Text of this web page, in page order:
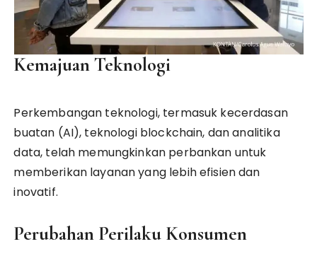
Kemajuan Teknologi
Perkembangan teknologi, termasuk kecerdasan
buatan (AI), teknologi blockchain, dan analitika
data, telah memungkinkan perbankan untuk
memberikan layanan yang lebih efisien dan
inovatif.
Perubahan Perilaku Konsumen